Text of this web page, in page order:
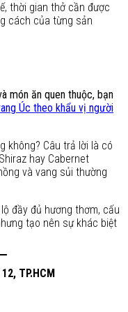
thời gian thở cần được
cách của từng sản
món ăn quen thuộc, bạn
Úc theo khẩu vị người
không? Câu trả lời là có
hay Cabernet
và vang sủi thường
đầy đủ hương thơm, cấu
tạo nên sự khác biệt
TP.HCM